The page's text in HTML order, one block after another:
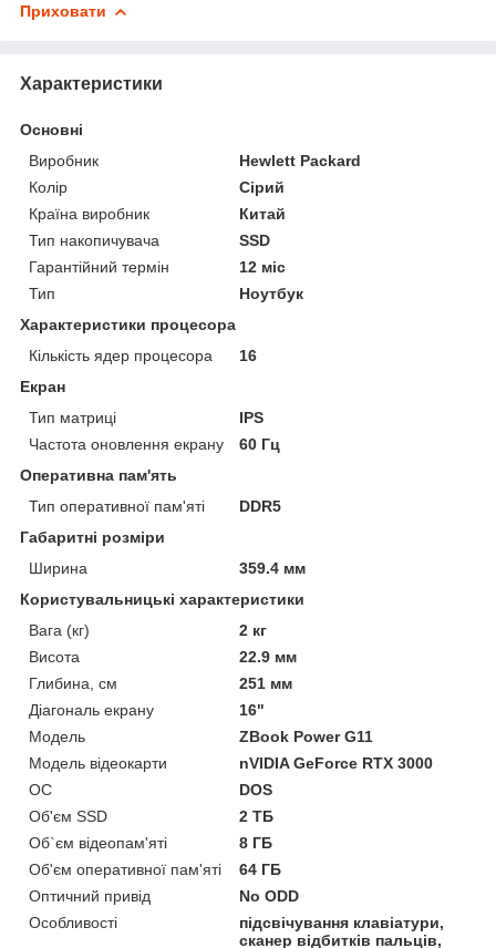
Приховати
Характеристики
Основні
Виробник
Hewlett Packard
Колір
Сірий
Країна виробник
Китай
Тип накопичувача
SSD
Гарантійний термін
12 міс
Тип
Ноутбук
Характеристики процесора
Кількість ядер процесора
16
Екран
Тип матриці
IPS
Частота оновлення екрану
60 Гц
Оперативна пам'ять
Тип оперативної пам'яті
DDR5
Габаритні розміри
Ширина
359.4 мм
Користувальницькі характеристики
Вага (кг)
2 кг
Висота
22.9 мм
Глибина, см
251 мм
Діагональ екрану
16"
Мoдель
ZBook Power G11
Модель відеокарти
nVIDIA GeForce RTX 3000
ОС
DOS
Об'єм SSD
2 ТБ
Об`єм відеопам'яті
8 ГБ
Об'єм оперативної пам'яті
64 ГБ
Оптичний привід
No ODD
Особливості
підсвічування клавіатури,
сканер відбитків пальців,